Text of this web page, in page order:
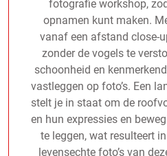
fotografie workshop,
opnamen kunt maken.
vanaf een afstand close-
zonder de vogels te
schoonheid en
vastleggen op foto’s. Een
stelt je in staat om de
en hun expressies en
te leggen, wat resulteert
levensechte foto’s van